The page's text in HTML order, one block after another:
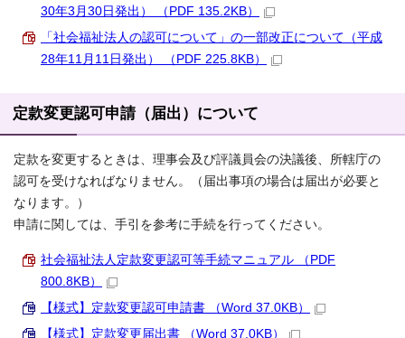
30年3月30日発出） （PDF 135.2KB）
「社会福祉法人の認可について」の一部改正について（平成
28年11月11日発出） （PDF 225.8KB）
定款変更認可申請（届出）について
定款を変更するときは、理事会及び評議員会の決議後、所轄庁の
認可を受けなればなりません。（届出事項の場合は届出が必要と
なります。）
申請に関しては、手引を参考に手続を行ってください。
社会福祉法人定款変更認可等手続マニュアル （PDF
800.8KB）
【様式】定款変更認可申請書 （Word 37.0KB）
【様式】定款変更届出書 （Word 37.0KB）